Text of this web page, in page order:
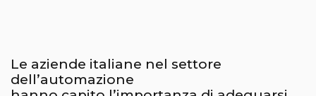
Le aziende italiane nel settore
dell’automazione